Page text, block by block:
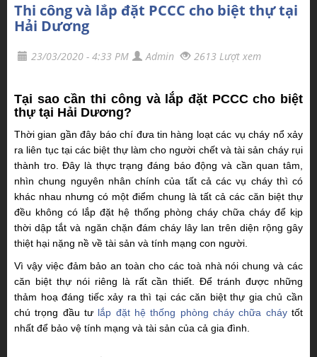
Thi công và lắp đặt PCCC cho biệt thự tại
Hải Dương
23/03/2020 - 4:33 PM Admin 2613 Lượt xem
Tại sao cần thi công và lắp đặt PCCC cho biệt
thự tại Hải Dương?
Thời gian gần đây báo chí đưa tin hàng loạt các vụ cháy nổ xảy
ra liên tục tại các biệt thự làm cho người chết và tài sản cháy rụi
thành tro. Đây là thực trạng đáng báo động và cần quan tâm,
nhìn chung nguyên nhân chính của tất cả các vụ cháy thì có
khác nhau nhưng có một điểm chung là tất cả các căn biệt thự
đều không có lắp đặt hệ thống phòng cháy chữa cháy để kịp
thời dập tắt và ngăn chặn đám cháy lây lan trên diện rộng gây
thiệt hại nặng nề về tài sản và tính mạng con người.
Vì vậy việc đảm bảo an toàn cho các toà nhà nói chung và các
căn biệt thự nói riêng là rất cần thiết. Để tránh được những
thảm hoạ đáng tiếc xảy ra thì tại các căn biệt thự gia chủ cần
chú trọng đầu tư lắp đặt hệ thống phòng cháy chữa cháytốt
nhất để bảo vệ tính mạng và tài sản của cả gia đình.